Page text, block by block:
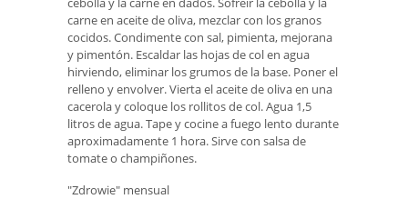
carne en aceite de oliva, mezclar con los granos
cocidos. Condimente con sal, pimienta, mejorana
y pimentón. Escaldar las hojas de col en agua
hirviendo, eliminar los grumos de la base. Poner el
relleno y envolver. Vierta el aceite de oliva en una
cacerola y coloque los rollitos de col. Agua 1,5
litros de agua. Tape y cocine a fuego lento durante
aproximadamente 1 hora. Sirve con salsa de
tomate o champiñones.
"Zdrowie" mensual